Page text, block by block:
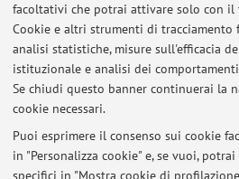
facoltativi che potrai attivare solo con il
Cookie e altri strumenti di
analisi statistiche, misure sull'efficacia
istituzionale e analisi dei
Se chiudi questo banner continuerai la
cookie necessari.
Puoi esprimere il consenso sui cookie
in "Personalizza cookie" e, se vuoi,
specifici in "Mostra cookie di
Area riservata
Accedi tramite loginper gestire tutti i
© 2026 - ALMA MATER STUDIORUM
Zamboni, 33 - 40126 Bologna -